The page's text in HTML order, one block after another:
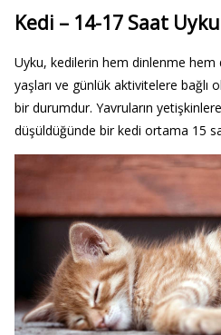
Kedi – 14-17 Saat
Uyku, kedilerin hem dinlenme hem
yaşları ve günlük aktivitelere bağlı
bir durumdur. Yavruların
düşüldüğünde bir kedi ortama 15